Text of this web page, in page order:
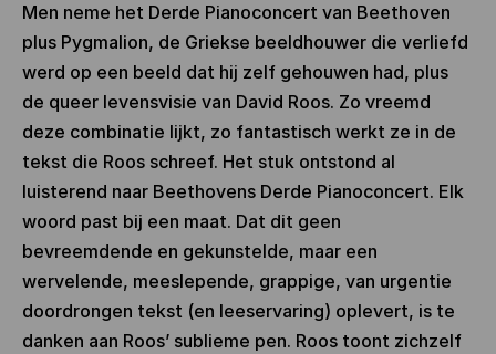
Men neme het Derde Pianoconcert van Beethoven
plus Pygmalion, de Griekse beeldhouwer die verliefd
werd op een beeld dat hij zelf gehouwen had, plus
de queer levensvisie van David Roos. Zo vreemd
deze combinatie lijkt, zo fantastisch werkt ze in de
tekst die Roos schreef. Het stuk ontstond al
luisterend naar Beethovens Derde Pianoconcert. Elk
woord past bij een maat. Dat dit geen
bevreemdende en gekunstelde, maar een
wervelende, meeslepende, grappige, van urgentie
doordrongen tekst (en leeservaring) oplevert, is te
danken aan Roos’ sublieme pen. Roos toont zichzelf